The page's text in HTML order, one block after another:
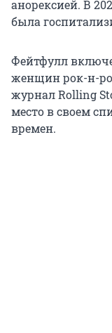
анорексией. В
была
Фейтфулл
женщин рок-н-
журнал Rolling
место в своем
времен.